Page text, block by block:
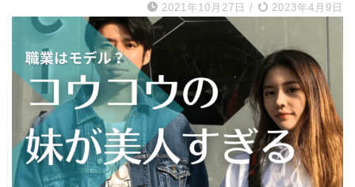
2021年10月27日 / 2023年4月9日